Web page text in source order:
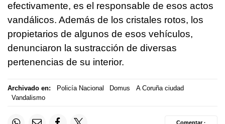
efectivamente, es el responsable de esos actos
vandálicos. Además de los cristales rotos, los
propietarios de algunos de esos vehículos,
denunciaron la sustracción de diversas
pertenencias de su interior.
Archivado en: Policía Nacional Domus
A Coruña ciudad
Vandalismo
Comentar ·